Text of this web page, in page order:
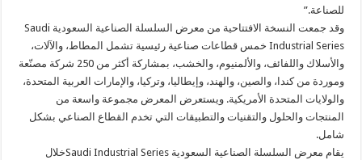
للصناعة.”
وقد جمعت النسخة الافتتاحية من معرض السلسلة الصناعية السعودية Saudi
Industrial Series خمس قطاعات صناعية رئيسية تشمل المطاط، والآلات،
والأسلاك واللفائف، والألمنيوم، والخشب، بمشاركة أكثر من 250 شركة مصنّعة
وموردة من كندا، والصين، والهند، وإيطاليا، وتركيا، والإمارات العربية المتحدة،
والولايات المتحدة الأمريكية. ويستعرض المعرض مجموعة واسعة من
المنتجات والحلول والتقنيات والتطبيقات التي تخدم القطاع الصناعي بشكل
شامل.
يقام معرض السلسلة الصناعية السعودية Saudi Industrial Seriesخلال